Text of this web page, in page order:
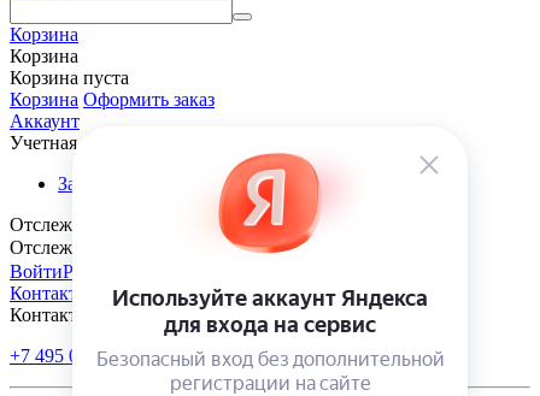
Корзина
Корзина
Корзина пуста
Корзина Оформить заказ
Аккаунт
Учетная запись
Заказы
Отслеживание заказа
Отслеживание заказа
ВойтиРегистрация
Контакты
Контакты
+7 495 005-70-10 +7 343 302-70-20 Пн-Пт: 9:00-18:00